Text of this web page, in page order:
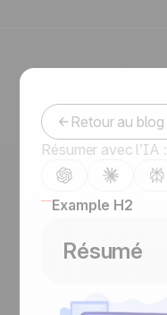
Retour au blog
Résumer avec l’IA :
Example H2
Résumé